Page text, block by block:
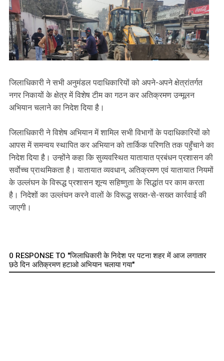
जिलाधिकारी ने सभी अनुमंडल पदाधिकारियों को अपने-अपने क्षेत्रांतर्गत
नगर निकायों के क्षेत्र में विशेष टीम का गठन कर अतिक्रमण उन्मूलन
अभियान चलाने का निदेश दिया है।
जिलाधिकारी ने विशेष अभियान में शामिल सभी विभागों के पदाधिकारियों को
आपस में समन्वय स्थापित कर अभियान को तार्किक परिणति तक पहुँचाने का
निदेश दिया है। उन्होंने कहा कि सुव्यवस्थित यातायात प्रबंधन प्रशासन की
सर्वाेच्च प्राथमिकता है। यातायात व्यवधान, अतिक्रमण एवं यातायात नियमों
के उल्लंघन के विरूद्ध प्रशासन शून्य सहिष्णुता के सिद्धांत पर काम करता
है। निदेशों का उल्लंघन करने वालों के विरूद्ध सख्त-से-सख्त कार्रवाई की
जाएगी।
0 RESPONSE TO "जिलाधिकारी के निदेश पर पटना शहर में आज लगातार
छठे दिन अतिक्रमण हटाओ अभियान चलाया गया"